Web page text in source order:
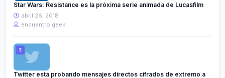
Star Wars: Resistance es la próxima serie animada de Lucasfilm
abril 26, 2018
encuentro geek
Twitter está probando mensajes directos cifrados de extremo a